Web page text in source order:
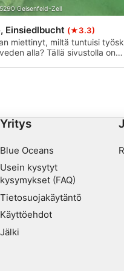
Geisenfeld-Zell
Einsiedlbucht (★3.3)
miettinyt, miltä tuntuisi
alla? Tällä sivustolla on
Yritys
Blue Oceans
Usein kysytyt
kysymykset (FAQ)
Tietosuojakäytäntö
Käyttöehdot
Jälki
parantaminen
sisällön valitsemiseen